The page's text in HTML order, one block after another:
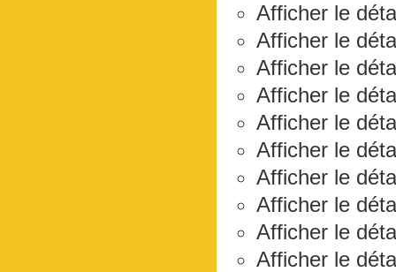
Afficher le
Afficher le
Afficher le
Afficher le
Afficher le
Afficher le
Afficher le
Afficher le
Afficher le
Afficher le